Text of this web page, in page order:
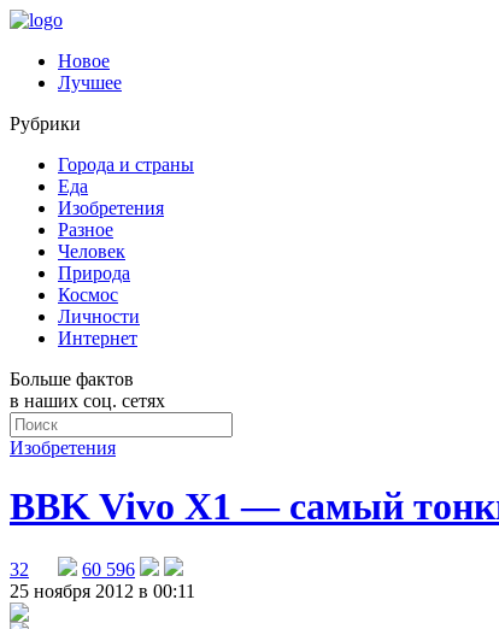
Новое
Лучшее
Рубрики
Города и страны
Еда
Изобретения
Разное
Человек
Природа
Космос
Личности
Интернет
Больше фактов
в наших соц. сетях
Изобретения
BBK Vivo X1 — самый
32
60 596
25 ноября 2012 в 00:11